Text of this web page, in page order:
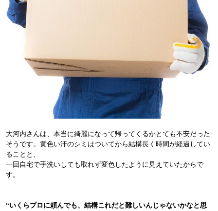
大河内さんは、本当に綺麗になって帰ってくるかとても不安だった
そうです。黄色い汗のシミはついてから結構長く時間が経過してい
ることと、
一回自宅で手洗いしても取れず変色したように見えていたからで
す。
“いくらプロに頼んでも、結構これだと難しいんじゃないかなと思